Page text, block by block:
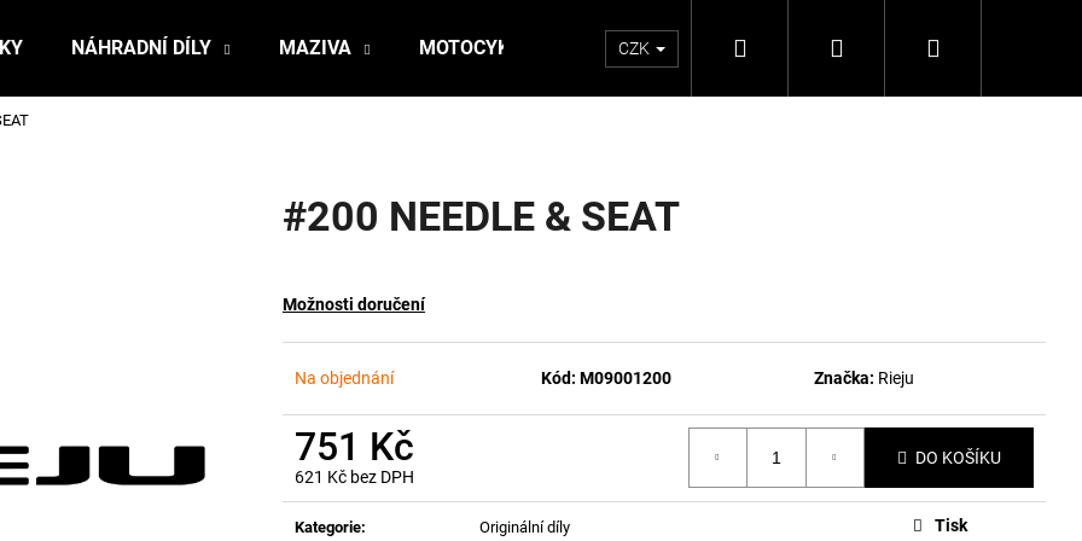
NÁHRADNÍ DÍLY MAZIVA MOTOCYKLY CZK Hledat PřihlášeníNákupní
#200 NEEDLE & SEAT
Možnosti doručení
Na objednání Kód: M09001200 Značka: Rieju
751 Kč
621 Kč bez DPH
Měrná
cena:
DO KOŠÍKU
Kategorie:
Originální díly
Tisk
HLEDAT